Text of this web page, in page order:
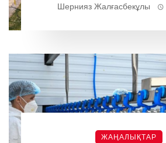
Шернияз Жалғасбекұлы
ЖАҢАЛЫҚТАР